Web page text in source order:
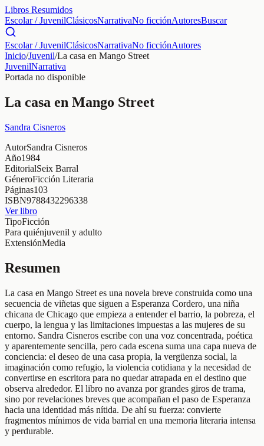
Libros Resumidos
Escolar / JuvenilClásicosNarrativaNo ficciónAutoresBuscar
Escolar / JuvenilClásicosNarrativaNo ficciónAutores
Inicio/Juvenil/La casa en Mango Street
JuvenilNarrativa
Portada no disponible
La casa en Mango Street
Sandra Cisneros
AutorSandra Cisneros
Año1984
EditorialSeix Barral
GéneroFicción Literaria
Páginas103
ISBN9788432296338
Ver libro
TipoFicción
Para quiénjuvenil y adulto
ExtensiónMedia
Resumen
La casa en Mango Street es una novela breve construida como una
secuencia de viñetas que siguen a Esperanza Cordero, una niña
chicana de Chicago que empieza a entender el barrio, la pobreza, el
cuerpo, la lengua y las limitaciones impuestas a las mujeres de su
entorno. Sandra Cisneros escribe con una voz concentrada, poética
y aparentemente sencilla, pero cada escena suma una capa nueva de
conciencia: el deseo de una casa propia, la vergüenza social, la
imaginación como refugio, la violencia cotidiana y la necesidad de
convertirse en escritora para no quedar atrapada en el destino que
observa alrededor. El libro no avanza por grandes giros de trama,
sino por revelaciones breves que acompañan el paso de Esperanza
hacia una identidad más nítida. De ahí su fuerza: convierte
fragmentos mínimos de vida barrial en una memoria literaria intensa
y perdurable.